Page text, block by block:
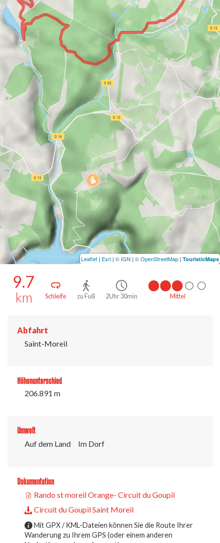
9.7
km Schleife zu Fuß 2Uhr 30min Mittel
Abfahrt
Saint-Moreil
Höhenunterschied
206.891 m
Umwelt
Auf dem Land
Im Dorf
Dokumentation
Rando st moreil Orange- Circuit du Goupil
Circuit du Goupil Saint Moreil
Mit GPX / KML-Dateien können Sie die Route Ihrer
Wanderung zu Ihrem GPS (oder einem anderen
Leaflet | Esri | © IGN | © OpenStreetMap | TouristicMaps